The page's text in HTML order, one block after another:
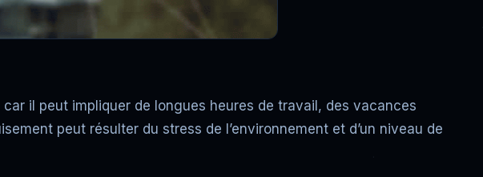
il peut impliquer de longues heures de travail, des vacances
peut résulter du stress de l’environnement et d’un niveau de